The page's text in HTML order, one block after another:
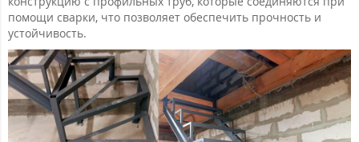
помощи сварки, что позволяет обеспечить прочность и
устойчивость.